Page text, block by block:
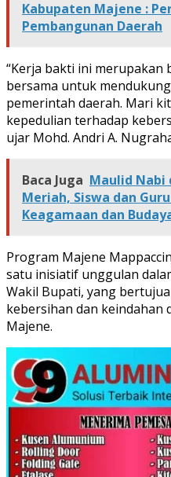
Kabupaten Majene :
Pembangunan Daerah
“Kerja bakti ini merupakan
bersama untuk
pemerintah daerah. Mari
kepedulian terhadap
ujar Mohd. Andri A.
Baca Juga Maulid Nabi
Meriah, Siswa dan
Keagamaan dan
Program Majene
satu inisiatif unggulan
Wakil Bupati, yang
kebersihan dan keindahan
Majene.